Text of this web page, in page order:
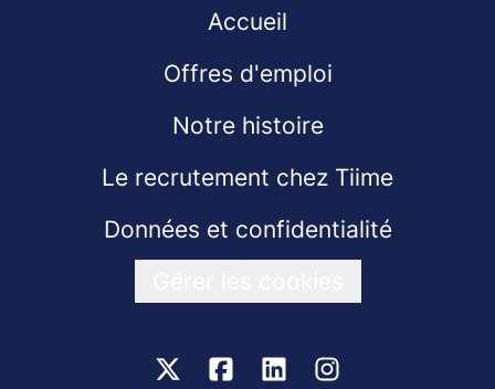
Accueil
Offres d'emploi
Notre histoire
Le recrutement chez Tiime
Données et confidentialité